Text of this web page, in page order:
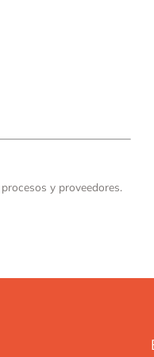
y proveedores.